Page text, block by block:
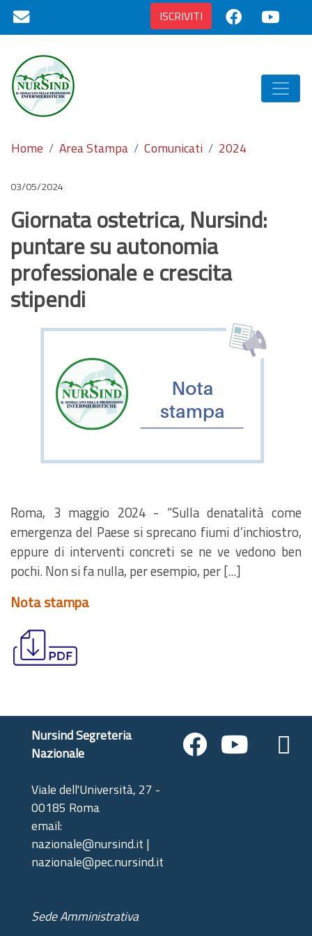
ISCRIVITI
Home Area Stampa Comunicati 2024
03/05/2024
Giornata ostetrica, Nursind:
puntare su autonomia
professionale e crescita
stipendi
Roma, 3 maggio 2024 - “Sulla denatalità come
emergenza del Paese si sprecano fiumi d’inchiostro,
eppure di interventi concreti se ne ve vedono ben
pochi. Non si fa nulla, per esempio, per [...]
Nota stampa
Nursind Segreteria
Nazionale
Viale dell'Università, 27 -
00185 Roma
email:
nazionale@nursind.it |
nazionale@pec.nursind.it
Sede Amministrativa